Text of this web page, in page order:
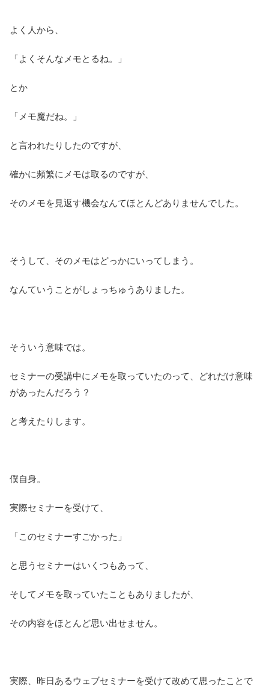
よく人から、
「よくそんなメモとるね。」
とか
「メモ魔だね。」
と言われたりしたのですが、
確かに頻繁にメモは取るのですが、
そのメモを見返す機会なんてほとんどありませんでした。
そうして、そのメモはどっかにいってしまう。
なんていうことがしょっちゅうありました。
そういう意味では。
セミナーの受講中にメモを取っていたのって、どれだけ意味
があったんだろう？
と考えたりします。
僕自身。
実際セミナーを受けて、
「このセミナーすごかった」
と思うセミナーはいくつもあって、
そしてメモを取っていたこともありましたが、
その内容をほとんど思い出せません。
実際、昨日あるウェブセミナーを受けて改めて思ったことで